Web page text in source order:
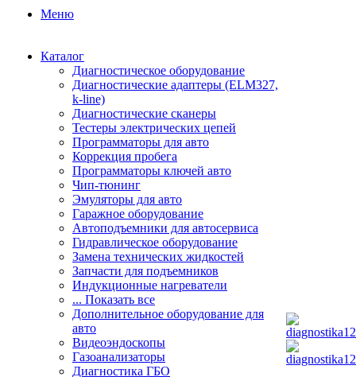
Меню
Каталог
Диагностическое оборудование
Диагностические адаптеры (ELM327,
k-line)
Диагностические сканеры
Тестеры электрических цепей
Программаторы для авто
Коррекция пробега
Программаторы ключей авто
Чип-тюнинг
Эмуляторы для авто
Гаражное оборудование
Автоподъемники для автосервиса
Гидравлическое оборудование
Замена технических жидкостей
Запчасти для подъемников
Индукционные нагреватели
... Показать все
Дополнительное оборудование для
авто
Видеоэндоскопы
Газоанализаторы
Диагностика ГБО